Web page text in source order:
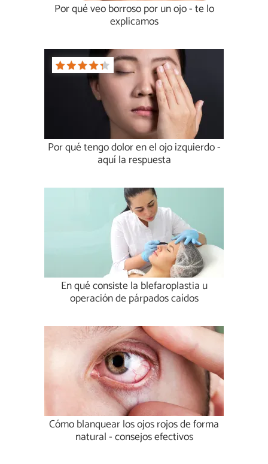
Por qué veo borroso por un ojo - te lo
explicamos
Por qué tengo dolor en el ojo izquierdo -
aquí la respuesta
En qué consiste la blefaroplastia u
operación de párpados caídos
Cómo blanquear los ojos rojos de forma
natural - consejos efectivos